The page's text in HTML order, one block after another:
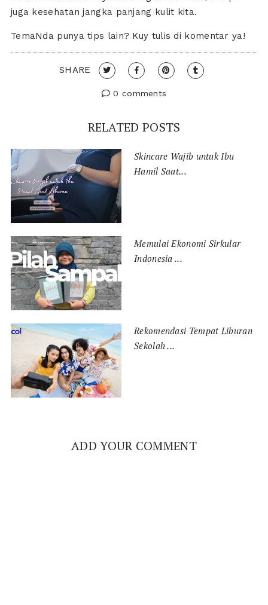
juga kesehatan jangka panjang kulit kita.
TemaNda punya tips lain? Kuy tulis di komentar ya!
SHARE
0 comments
RELATED POSTS
Skincare Wajib untuk Ibu
Hamil Saat...
Memulai Ekonomi Sirkular
Indonesia ...
Rekomendasi Tempat Liburan
Sekolah ...
ADD YOUR COMMENT